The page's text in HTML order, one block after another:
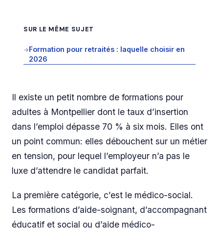
SUR LE MÊME SUJET
→Formation pour retraités : laquelle choisir en
2026
Il existe un petit nombre de formations pour
adultes à Montpellier dont le taux d’insertion
dans l’emploi dépasse 70 % à six mois. Elles ont
un point commun: elles débouchent sur un métier
en tension, pour lequel l’employeur n’a pas le
luxe d’attendre le candidat parfait.
La première catégorie, c’est le médico-social.
Les formations d’aide-soignant, d’accompagnant
éducatif et social ou d’aide médico-